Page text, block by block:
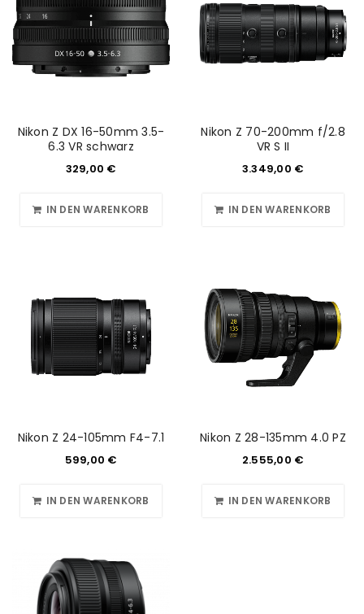
Nikon Z DX 16-50mm 3.5-
6.3 VR schwarz
329,00 €
IN DEN WARENKORB
Nikon Z 70-200mm f/2.8
VR S II
3.349,00 €
IN DEN WARENKORB
Nikon Z 24-105mm F4-7.1
599,00 €
IN DEN WARENKORB
Nikon Z 28-135mm 4.0 PZ
2.555,00 €
IN DEN WARENKORB